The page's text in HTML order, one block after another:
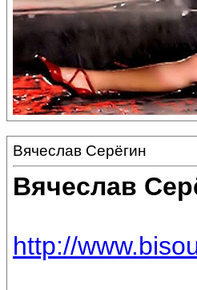
Вячеслав Серёгин
Вячеслав
http://